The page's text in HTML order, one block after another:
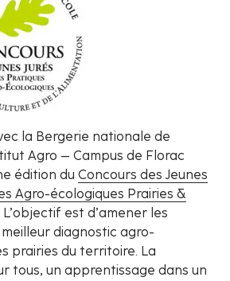
la Bergerie nationale de
Agro – Campus de Florac
édition du Concours des Jeunes
Agro-écologiques Prairies &
L’objectif est d’amener les
diagnostic agro-
prairies du territoire. La
tous, un apprentissage dans un